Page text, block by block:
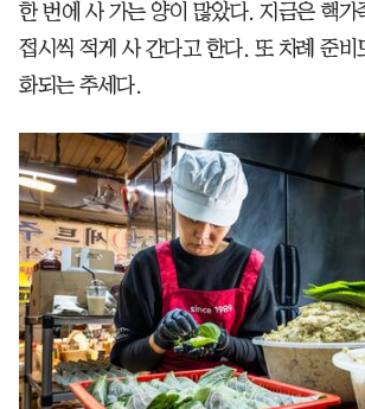
한 번에 사 가는 양이 많았다. 지금은 핵가
접시씩 적게 사 간다고 한다. 또 차례 준비
화되는 추세다.